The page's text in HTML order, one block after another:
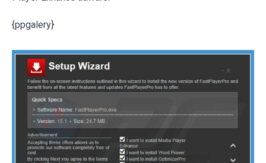
{ppgalery}